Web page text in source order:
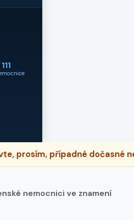
dočasné nesrovnalosti.
nemocnici ve znamení